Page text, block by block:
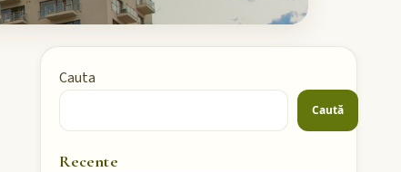
Cauta
Caută
Recente